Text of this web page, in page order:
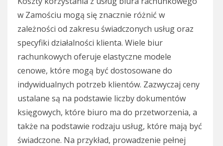
w Zamościu mogą się znacznie różnić w
zależności od zakresu świadczonych usług oraz
specyfiki działalności klienta. Wiele biur
rachunkowych oferuje elastyczne modele
cenowe, które mogą być dostosowane do
indywidualnych potrzeb klientów. Zazwyczaj ceny
ustalane są na podstawie liczby dokumentów
księgowych, które biuro ma do przetworzenia, a
także na podstawie rodzaju usług, które mają być
świadczone. Na przykład, prowadzenie pełnej